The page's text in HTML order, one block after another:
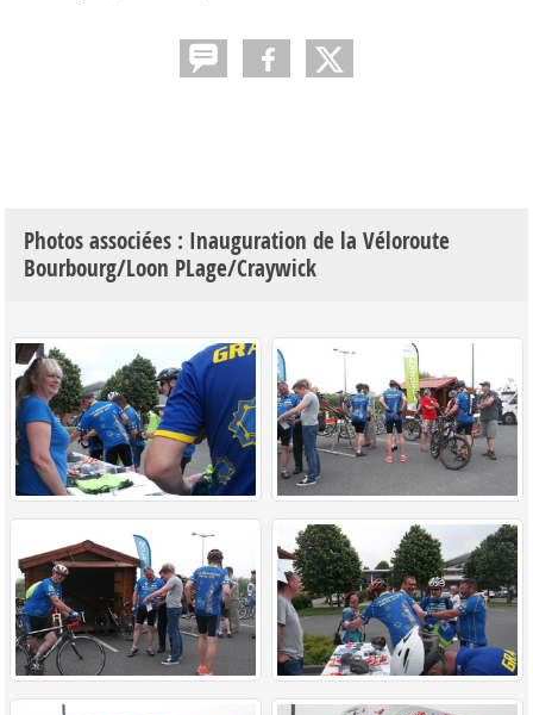
Photos associées : Inauguration de la Véloroute
Bourbourg/Loon PLage/Craywick